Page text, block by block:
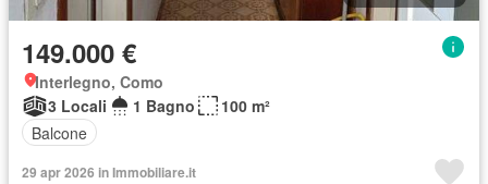
149.000 €
Interlegno, Como
3 Locali
1 Bagno
100 m²
Balcone
29 apr 2026 in Immobiliare.it